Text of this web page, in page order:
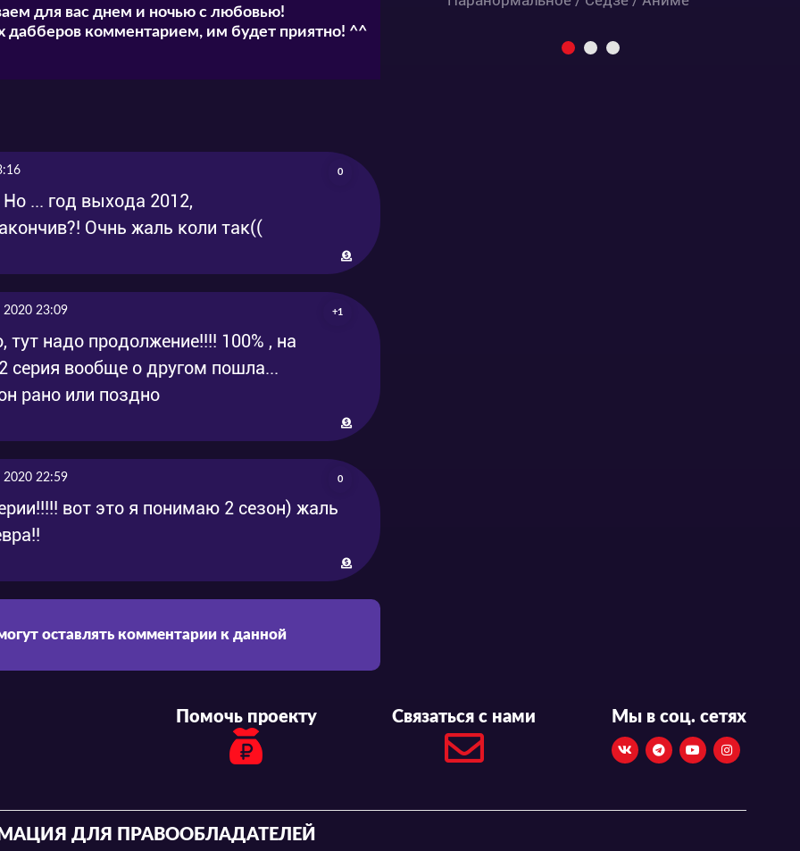
для вас днем и ночью с любовью!
дабберов комментарием, им будет приятно! ^^
0
... год выхода 2012,
Очнь жаль коли так((
2020 23:09 +1
надо продолжение!!!! 100% , на
серия вообще о другом пошла...
рано или поздно
2020 22:59 0
вот это я понимаю 2 сезон) жаль
оставлять комментарии к данной
Помочь проекту Связаться с нами Мы в соц. сетях
ДЛЯ ПРАВООБЛАДАТЕЛЕЙ